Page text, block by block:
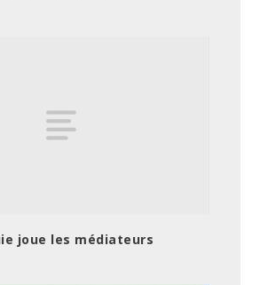
joue les médiateurs